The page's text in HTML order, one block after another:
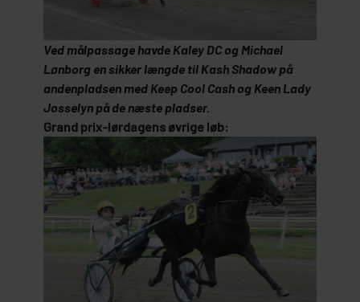
Ved målpassage havde Kaley DC og Michael
Lønborg en sikker længde til Kash Shadow på
andenpladsen med Keep Cool Cash og Keen Lady
Josselyn på de næste pladser.
Grand prix-lørdagens øvrige løb: